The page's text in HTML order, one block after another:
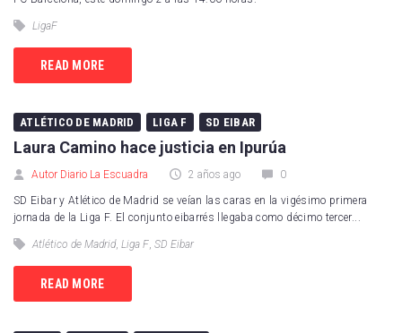
LigaF
READ MORE
ATLÉTICO DE MADRID LIGA F SD EIBAR
Laura Camino hace justicia en Ipurúa
Autor Diario La Escuadra 2 años ago 0
SD Eibar y Atlético de Madrid se veían las caras en la vigésimo primera
jornada de la Liga F. El conjunto eibarrés llegaba como décimo tercer...
Atlético de Madrid, Liga F, SD Eibar
READ MORE